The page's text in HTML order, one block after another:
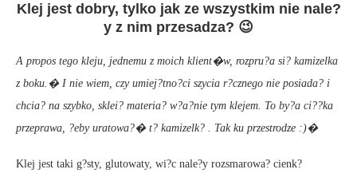
Klej jest dobry, tylko jak ze wszystkim nie nale?
y z nim przesadza? 😉
A propos tego kleju, jednemu z moich klient�w, rozpru?a si? kamizelka
z boku.� I nie wiem, czy umiej?tno?ci szycia r?cznego nie posiada? i
chcia? na szybko, sklei? materia? w?a?nie tym klejem. To by?a ci??ka
przeprawa, ?eby uratowa?� t? kamizelk? . Tak ku przestrodze :)�
Klej jest taki g?sty, glutowaty, wi?c nale?y rozsmarowa? cienk?